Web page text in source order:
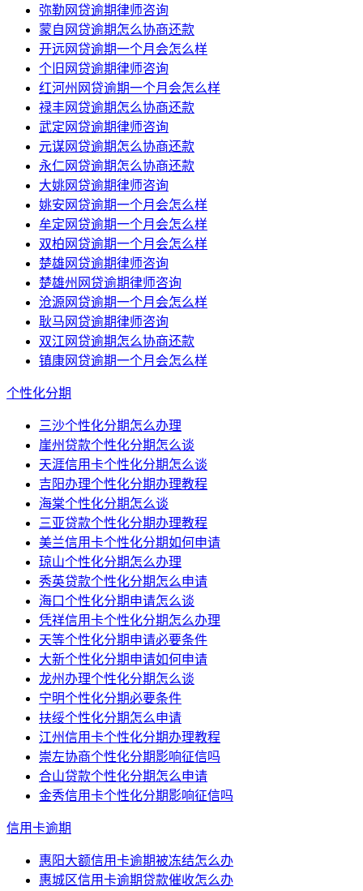
弥勒网贷逾期律师咨询
蒙自网贷逾期怎么协商还款
开远网贷逾期一个月会怎么样
个旧网贷逾期律师咨询
红河州网贷逾期一个月会怎么样
禄丰网贷逾期怎么协商还款
武定网贷逾期律师咨询
元谋网贷逾期怎么协商还款
永仁网贷逾期怎么协商还款
大姚网贷逾期律师咨询
姚安网贷逾期一个月会怎么样
牟定网贷逾期一个月会怎么样
双柏网贷逾期一个月会怎么样
楚雄网贷逾期律师咨询
楚雄州网贷逾期律师咨询
沧源网贷逾期一个月会怎么样
耿马网贷逾期律师咨询
双江网贷逾期怎么协商还款
镇康网贷逾期一个月会怎么样
个性化分期
三沙个性化分期怎么办理
崖州贷款个性化分期怎么谈
天涯信用卡个性化分期怎么谈
吉阳办理个性化分期办理教程
海棠个性化分期怎么谈
三亚贷款个性化分期办理教程
美兰信用卡个性化分期如何申请
琼山个性化分期怎么办理
秀英贷款个性化分期怎么申请
海口个性化分期申请怎么谈
凭祥信用卡个性化分期怎么办理
天等个性化分期申请必要条件
大新个性化分期申请如何申请
龙州办理个性化分期怎么谈
宁明个性化分期必要条件
扶绥个性化分期怎么申请
江州信用卡个性化分期办理教程
崇左协商个性化分期影响征信吗
合山贷款个性化分期怎么申请
金秀信用卡个性化分期影响征信吗
信用卡逾期
惠阳大额信用卡逾期被冻结怎么办
惠城区信用卡逾期贷款催收怎么办